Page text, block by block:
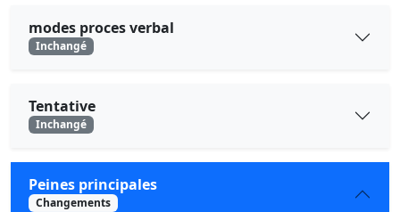
modes proces verbal
Inchangé
Tentative
Inchangé
Peines principales
Changements